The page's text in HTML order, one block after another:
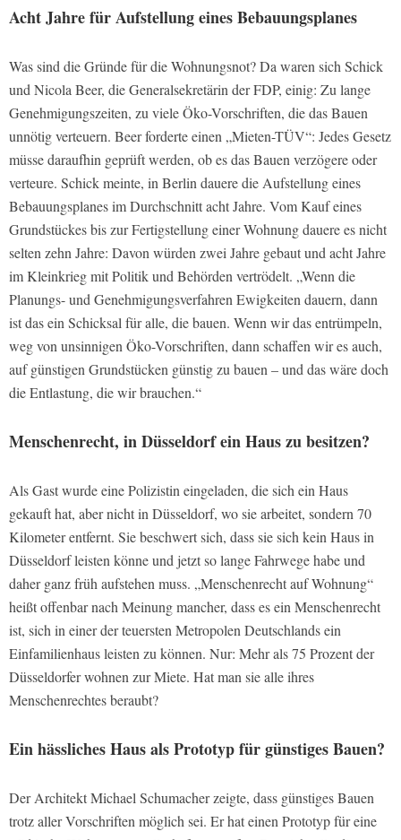
Acht Jahre für Aufstellung eines Bebauungsplanes
Was sind die Gründe für die Wohnungsnot? Da waren sich Schick
und Nicola Beer, die Generalsekretärin der FDP, einig: Zu lange
Genehmigungszeiten, zu viele Öko-Vorschriften, die das Bauen
unnötig verteuern. Beer forderte einen „Mieten-TÜV“: Jedes Gesetz
müsse daraufhin geprüft werden, ob es das Bauen verzögere oder
verteure. Schick meinte, in Berlin dauere die Aufstellung eines
Bebauungsplanes im Durchschnitt acht Jahre. Vom Kauf eines
Grundstückes bis zur Fertigstellung einer Wohnung dauere es nicht
selten zehn Jahre: Davon würden zwei Jahre gebaut und acht Jahre
im Kleinkrieg mit Politik und Behörden vertrödelt. „Wenn die
Planungs- und Genehmigungsverfahren Ewigkeiten dauern, dann
ist das ein Schicksal für alle, die bauen. Wenn wir das entrümpeln,
weg von unsinnigen Öko-Vorschriften, dann schaffen wir es auch,
auf günstigen Grundstücken günstig zu bauen – und das wäre doch
die Entlastung, die wir brauchen.“
Menschenrecht, in Düsseldorf ein Haus zu besitzen?
Als Gast wurde eine Polizistin eingeladen, die sich ein Haus
gekauft hat, aber nicht in Düsseldorf, wo sie arbeitet, sondern 70
Kilometer entfernt. Sie beschwert sich, dass sie sich kein Haus in
Düsseldorf leisten könne und jetzt so lange Fahrwege habe und
daher ganz früh aufstehen muss. „Menschenrecht auf Wohnung“
heißt offenbar nach Meinung mancher, dass es ein Menschenrecht
ist, sich in einer der teuersten Metropolen Deutschlands ein
Einfamilienhaus leisten zu können. Nur: Mehr als 75 Prozent der
Düsseldorfer wohnen zur Miete. Hat man sie alle ihres
Menschenrechtes beraubt?
Ein hässliches Haus als Prototyp für günstiges Bauen?
Der Architekt Michael Schumacher zeigte, dass günstiges Bauen
trotz aller Vorschriften möglich sei. Er hat einen Prototyp für eine